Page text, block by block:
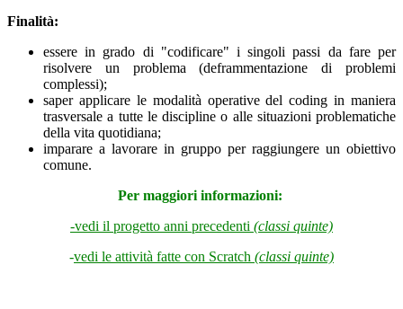
Finalità:
essere in grado di "codificare" i singoli passi da fare per
risolvere un problema (deframmentazione di problemi
complessi);
saper applicare le modalità operative del coding in maniera
trasversale a tutte le discipline o alle situazioni problematiche
della vita quotidiana;
imparare a lavorare in gruppo per raggiungere un obiettivo
comune.
Per maggiori informazioni:
-vedi il progetto anni precedenti (classi quinte)
-vedi le attività fatte con Scratch (classi quinte)